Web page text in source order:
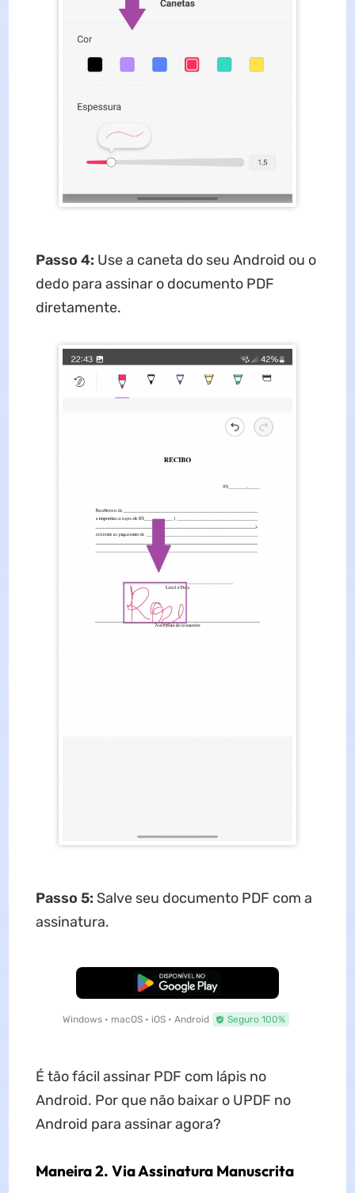
Passo 4: Use a caneta do seu Android ou o
dedo para assinar o documento PDF
diretamente.
Passo 5: Salve seu documento PDF com a
assinatura.
Baixar Grátis
Windows • macOS • iOS • Android Seguro 100%
É tão fácil assinar PDF com lápis no
Android. Por que não baixar o UPDF no
Android para assinar agora?
Maneira 2. Via Assinatura Manuscrita